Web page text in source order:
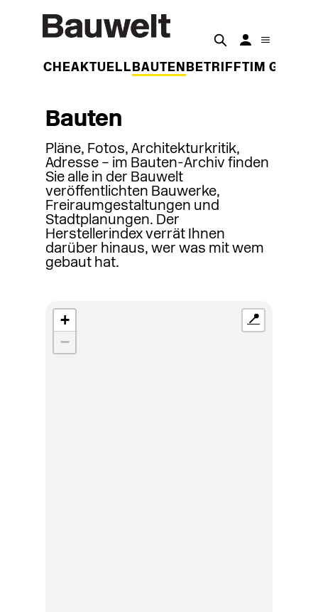
WOCHEAKTUELL BAUTEN BETRIFFT IM
Bauten
Pläne, Fotos, Architekturkritik,
Adresse – im Bauten-Archiv finden
Sie alle in der Bauwelt
veröffentlichten Bauwerke,
Freiraumgestaltungen und
Stadtplanungen. Der
Herstellerindex verrät Ihnen
darüber hinaus, wer was mit wem
gebaut hat.
+
−
📍